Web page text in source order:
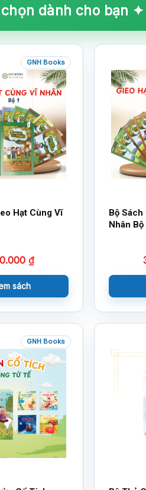
dành cho bạn ✦
GNH Books
Hạt Cùng Vĩ
₫
sách
Bộ
Nhân Bộ
GNH Books